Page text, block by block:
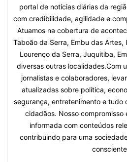
portal de notícias diárias da
com credibilidade, agilidade e
Atuamos na cobertura de
Taboão da Serra, Embu das
Lourenço da Serra, Juquitiba,
diversas outras localidades.Com
jornalistas e colaboradores,
atualizadas sobre política,
segurança, entretenimento e tudo
cidadãos. Nosso compromisso
informada com conteúdos
contribuindo para uma